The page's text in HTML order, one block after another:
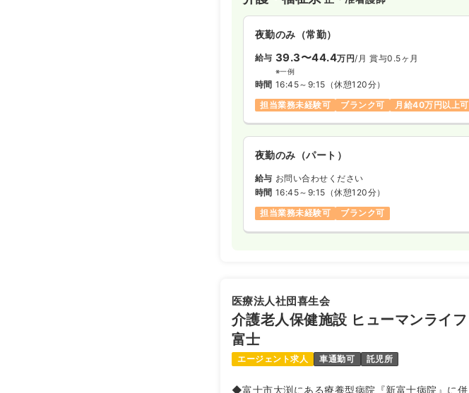
夜勤のみ（常勤）
給与 39.3〜44.4万円/月 賞与0.5ヶ月
※一例
時間 16:45～9:15 （休憩120分）
担当業務未経験可
ブランク可 月給40万円以上可
夜勤のみ（パート）
給与 お問い合わせください
時間 16:45～9:15 （休憩120分）
担当業務未経験可
ブランク可
医療法人社団喜生会
介護老人保健施設 ヒューマンライフ
富士
エージェント求人 車通勤可 託児所
◆富士市大渕にある療養型病院『新富士病院』に併